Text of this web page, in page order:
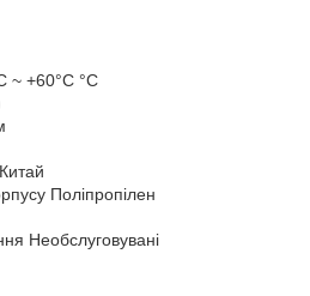
~ +60°C °C
Поліпропілен
Необслуговувані